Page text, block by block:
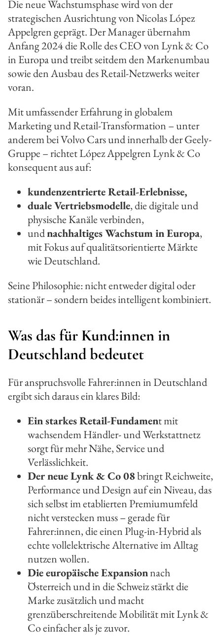
Die neue Wachstumsphase wird von der
strategischen Ausrichtung von Nicolas López
Appelgren geprägt. Der Manager übernahm
Anfang 2024 die Rolle des CEO von Lynk & Co
in Europa und treibt seitdem den Markenumbau
sowie den Ausbau des Retail-Netzwerks weiter
voran.
Mit umfassender Erfahrung in globalem
Marketing und Retail-Transformation – unter
anderem bei Volvo Cars und innerhalb der Geely-
Gruppe – richtet López Appelgren Lynk & Co
konsequent aus auf:
kundenzentrierte Retail-Erlebnisse,
duale Vertriebsmodelle, die digitale und
physische Kanäle verbinden,
undnachhaltiges Wachstum in Europa,
mit Fokus auf qualitätsorientierte Märkte
wie Deutschland.
Seine Philosophie: nicht entweder digital oder
stationär – sondern beides intelligent kombiniert.
Was das für Kund:innen in
Deutschland bedeutet
Für anspruchsvolle Fahrer:innen in Deutschland
ergibt sich daraus ein klares Bild:
Ein starkes Retail-Fundament mit
wachsendem Händler- und Werkstattnetz
sorgt für mehr Nähe, Service und
Verlässlichkeit.
Der neue Lynk & Co 08bringt Reichweite,
Performance und Design auf ein Niveau, das
sich selbst im etablierten Premiumumfeld
nicht verstecken muss – gerade für
Fahrer:innen, die einen Plug-in-Hybrid als
echte vollelektrische Alternative im Alltag
nutzen wollen.
Die europäische Expansionnach
Österreich und in die Schweiz stärkt die
Marke zusätzlich und macht
grenzüberschreitende Mobilität mit Lynk &
Co einfacher als je zuvor.